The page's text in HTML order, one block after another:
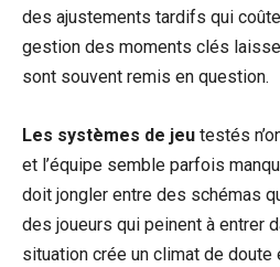
des ajustements tardifs qui
gestion des moments clés
sont souvent remis en question.
Les systèmes de jeu testés
et l’équipe semble parfois
doit jongler entre des schémas
des joueurs qui peinent à entrer
situation crée un climat de doute